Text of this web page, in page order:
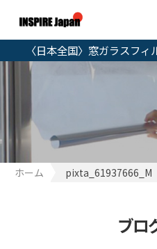
〈日本全国〉窓ガラスフ
ホーム pixta_61937666_M
ブロ